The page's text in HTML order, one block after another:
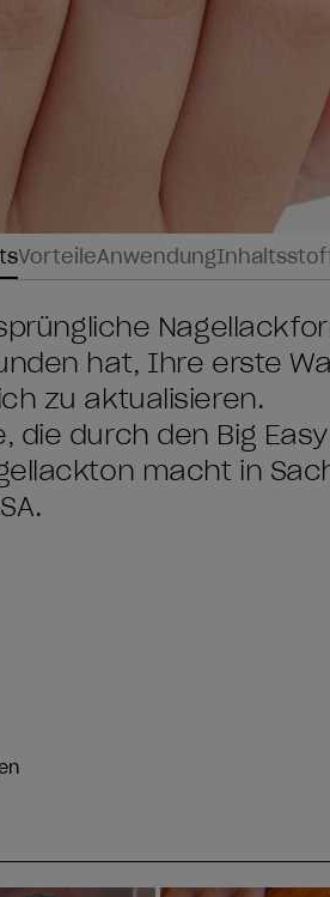
VorteileAnwendung
hat, Ihre erste
zu aktualisieren.
die durch den Big
macht in